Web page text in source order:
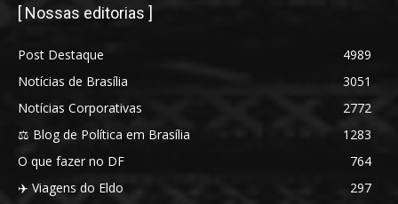
[ Nossas editorias ]
Post Destaque
4989
Notícias de Brasília
3051
Notícias Corporativas
2772
⚖️ Blog de Política em Brasília
1283
O que fazer no DF
764
✈️ Viagens do Eldo
297